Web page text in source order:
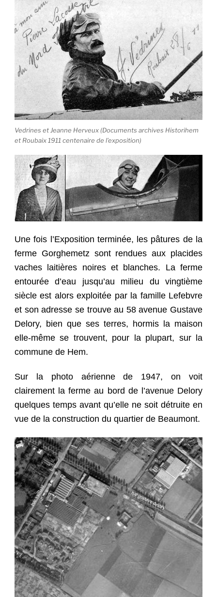
Vedrines et Jeanne Herveux (Documents archives Historihem
et Roubaix 1911 centenaire de l’exposition)
Une fois l’Exposition terminée, les pâtures de la
ferme Gorghemetz sont rendues aux placides
vaches laitières noires et blanches. La ferme
entourée d’eau jusqu’au milieu du vingtième
siècle est alors exploitée par la famille Lefebvre
et son adresse se trouve au 58 avenue Gustave
Delory, bien que ses terres, hormis la maison
elle-même se trouvent, pour la plupart, sur la
commune de Hem.
Sur la photo aérienne de 1947, on voit
clairement la ferme au bord de l’avenue Delory
quelques temps avant qu’elle ne soit détruite en
vue de la construction du quartier de Beaumont.